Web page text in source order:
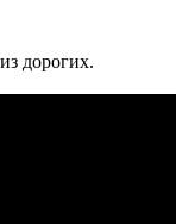
дорогих.